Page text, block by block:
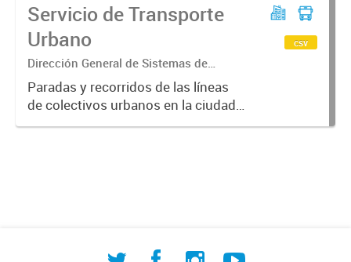
Servicio de Transporte
Urbano
Dirección General de Sistemas de
Información Geográfica
Paradas y recorridos de las líneas
de colectivos urbanos en la ciudad
de Corrientes
csv